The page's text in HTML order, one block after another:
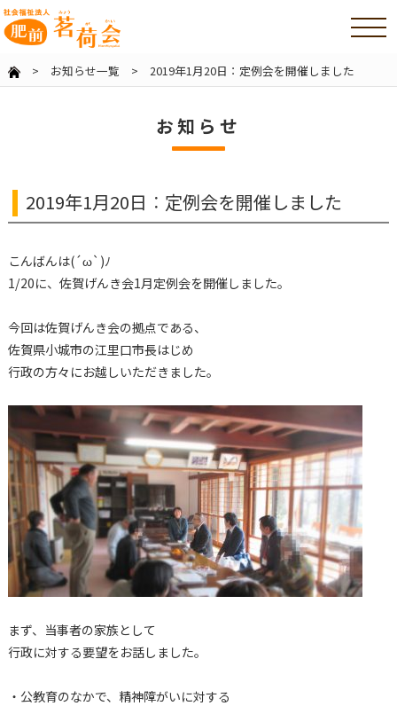
> お知らせ一覧 > 2019年1月20日︰定例会を開催しました
お知らせ
2019年1月20日︰定例会を開催しました
こんばんは(´ω`)ﾉ
1/20に、佐賀げんき会1月定例会を開催しました。
今回は佐賀げんき会の拠点である、
佐賀県小城市の江里口市長はじめ
行政の方々にお越しいただきました。
まず、当事者の家族として
行政に対する要望をお話しました。
・公教育のなかで、精神障がいに対する